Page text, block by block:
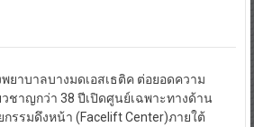
พยาบาลบางมดเอสเธติค ต่อยอดความ
วชาญกว่า 38 ปีเปิดศูนย์เฉพาะทางด้าน
กรรมดึงหน้า (Facelift Center)ภายใต้